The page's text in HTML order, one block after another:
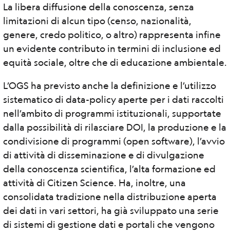
La libera diffusione della conoscenza, senza
limitazioni di alcun tipo (censo, nazionalità,
genere, credo politico, o altro) rappresenta infine
un evidente contributo in termini di inclusione ed
equità sociale, oltre che di educazione ambientale.
L’OGS ha previsto anche la definizione e l’utilizzo
sistematico di data-policy aperte per i dati raccolti
nell’ambito di programmi istituzionali, supportate
dalla possibilità di rilasciare DOI, la produzione e la
condivisione di programmi (open software), l’avvio
di attività di disseminazione e di divulgazione
della conoscenza scientifica, l’alta formazione ed
attività di Citizen Science. Ha, inoltre, una
consolidata tradizione nella distribuzione aperta
dei dati in vari settori, ha già sviluppato una serie
di sistemi di gestione dati e portali che vengono